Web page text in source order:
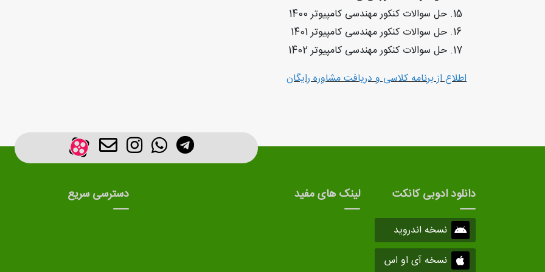
حل سوالات کنکور مهندسی کامپیوتر 1400
حل سوالات کنکور مهندسی کامپیوتر 1401
حل سوالات کنکور مهندسی کامپیوتر 1402
اطلاع از برنامه کلاسی و دریافت مشاوره رایگان
دانلود ادوبی کانکت
نسخه اندروید
نسخه آی او اس
لینک های مفید دسترسی سریع